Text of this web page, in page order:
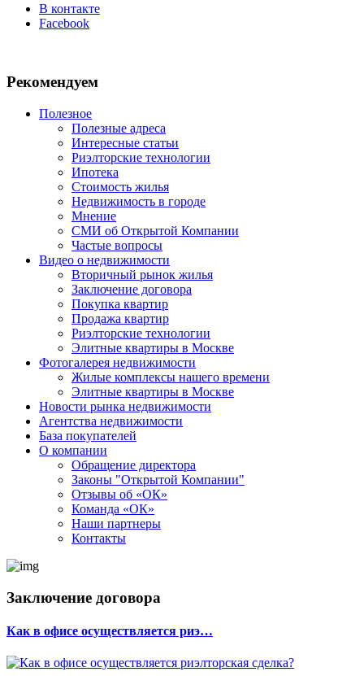
В контакте
Facebook
Рекомендуем
Полезное
Полезные адреса
Интересные статьи
Риэлторские технологии
Ипотека
Стоимость жилья
Недвижимость в городе
Мнение
СМИ об Открытой Компании
Частые вопросы
Видео о недвижимости
Вторичный рынок жилья
Заключение договора
Покупка квартир
Продажа квартир
Риэлторские технологии
Элитные квартиры в Москве
Фотогалерея недвижимости
Жилые комплексы нашего времени
Элитные квартиры в Москве
Новости рынка недвижимости
Агентства недвижимости
База покупателей
О компании
Обращение директора
Законы "Открытой Компании"
Отзывы об «ОК»
Команда «ОК»
Наши партнеры
Контакты
Заключение договора
Как в офисе осуществляется риэ…